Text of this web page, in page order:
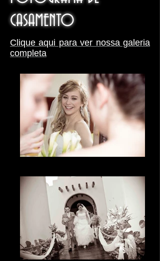
CASAMENTO
Clique aqui para ver nossa galeria
completa